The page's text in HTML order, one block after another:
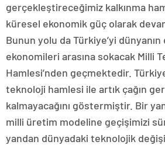
gerçekleştireceğimiz kalkınma
küresel ekonomik güç olarak
Bunun yolu da Türkiye’yi
ekonomileri arasına sokacak Milli
Hamlesi’nden geçmektedir.
teknoloji hamlesi ile artık çağın
kalmayacağını göstermiştir. Bir
milli üretim modeline geçişimizi
yandan dünyadaki teknolojik